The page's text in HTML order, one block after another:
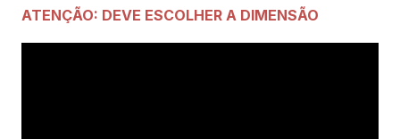
ATENÇÃO: DEVE ESCOLHER A DIMENSÃO